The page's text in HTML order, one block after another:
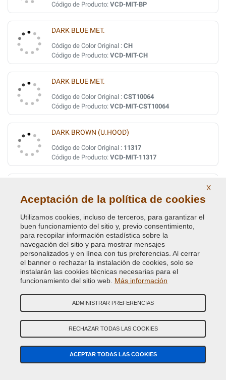
Código de Producto: VCD-MIT-BP
DARK BLUE MET.
Código de Color Original : CH
Código de Producto: VCD-MIT-CH
DARK BLUE MET.
Código de Color Original : CST10064
Código de Producto: VCD-MIT-CST10064
DARK BROWN (U.HOOD)
Código de Color Original : 11317
Código de Producto: VCD-MIT-11317
Código de Color Original : U19
DARK GREY MET
Código de Color Original :
Código de Producto:
VCD-MIT-AE
DARK/NARES BLUE PRL. MET.
Código de Color Original :T38
Código de Producto:VCD-MIT-T38
DARK/NARES BLUE PRL MET
Código de Color Original :AC11238
Código de Producto:VCD-MIT-AC11238
X
Aceptación de la política de cookies
Utilizamos cookies, incluso de terceros, para garantizar el
buen funcionamiento del sitio y, previo consentimiento,
para recopilar información estadística sobre la
navegación del sitio y para mostrar mensajes
personalizados y en línea con tus preferencias. Al cerrar
el banner o rechazar la instalación de cookies, solo se
instalarán las cookies técnicas necesarias para el
funcionamiento del sitio web. Más información
ADMINISTRAR PREFERENCIAS
RECHAZAR TODAS LAS COOKIES
ACEPTAR TODAS LAS COOKIES